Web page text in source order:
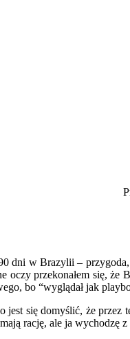
dni w Brazylii –
przekonałem się,
bo “wyglądał jak
jest się domyślić, że przez
rację, ale ja wychodzę